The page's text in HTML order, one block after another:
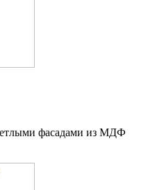
фасадами из МДФ